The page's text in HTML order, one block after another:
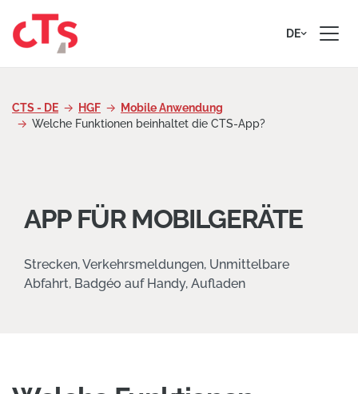
DE
CTS - DE HGF
Mobile Anwendung
Welche Funktionen beinhaltet die CTS-App?
APP FÜR MOBILGERÄTE
Strecken, Verkehrsmeldungen, Unmittelbare
Abfahrt, Badgéo auf Handy, Aufladen